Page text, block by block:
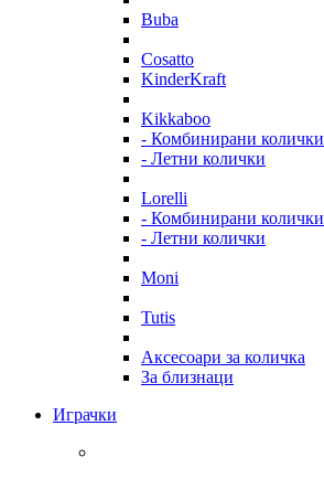
Buba
Cosatto
KinderKraft
Kikkaboo
- Комбинирани колички
- Летни колички
Lorelli
- Комбинирани колички
- Летни колички
Moni
Tutis
Аксесоари за количка
За близнаци
Играчки